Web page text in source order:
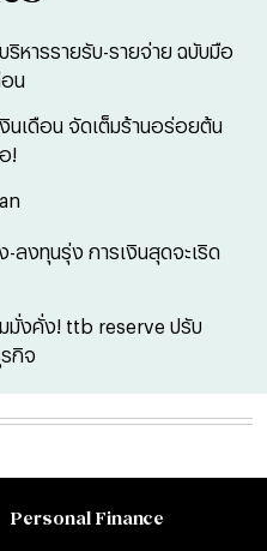
หารรายรับ-รายจ่าย ฉบับมือ
น
นเดือน จัดเต็มร้านอร่อยต้น
!
ลงทุนรุ่ง การเงินสุดจะเริด
มั่งคั่ง! ttb reserve ปรับ
กิจ
Personal Finance